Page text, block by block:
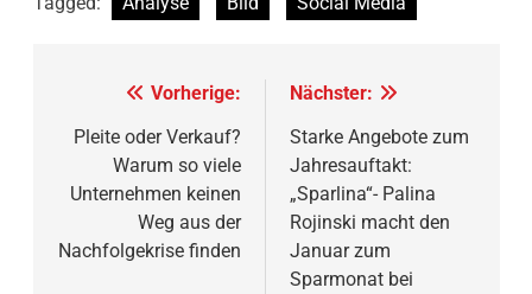
Beitragsnavigation
Vorherige:
Pleite oder Verkauf?
Warum so viele
Unternehmen keinen
Weg aus der
Nachfolgekrise finden
Nächster:
Starke Angebote zum
Jahresauftakt:
„Sparlina“- Palina
Rojinski macht den
Januar zum
Sparmonat bei